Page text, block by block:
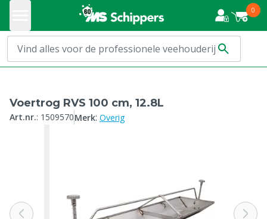
0
Voertrog RVS 100 cm, 12.8L
Art.nr.: 1509570Merk: Overig